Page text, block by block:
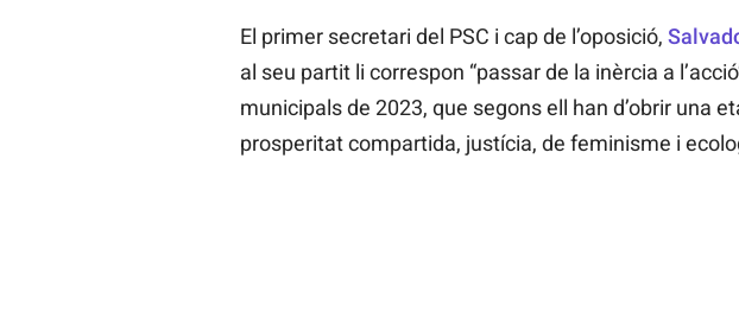
El primer secretari del PSC i cap de l’oposició,
al seu partit li correspon “passar de la inèrcia a
municipals de 2023, que segons ell han d’obrir una
prosperitat compartida, justícia, de feminisme i